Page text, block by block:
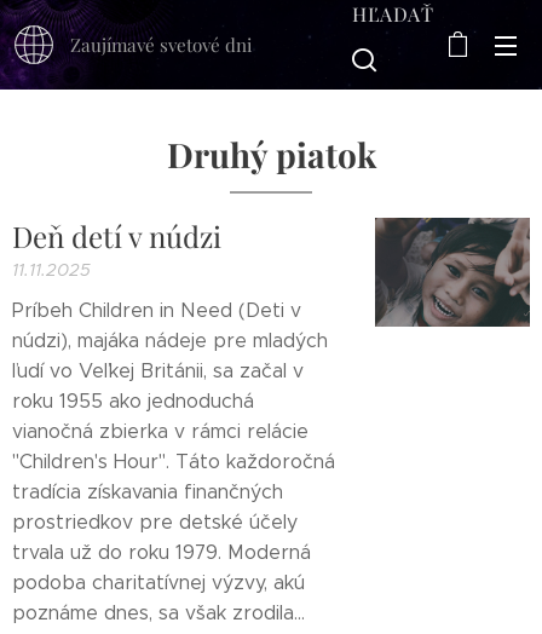
Zaujímavé svetové dni
HĽADAŤ
Druhý piatok
Deň detí v núdzi
11.11.2025
Príbeh Children in Need (Deti v
núdzi), majáka nádeje pre mladých
ľudí vo Veľkej Británii, sa začal v
roku 1955 ako jednoduchá
vianočná zbierka v rámci relácie
"Children's Hour". Táto každoročná
tradícia získavania finančných
prostriedkov pre detské účely
trvala už do roku 1979. Moderná
podoba charitatívnej výzvy, akú
poznáme dnes, sa však zrodila...